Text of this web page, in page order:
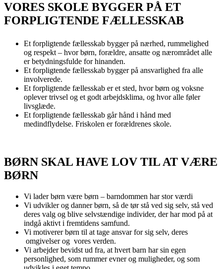
VORES SKOLE BYGGER PÅ ET
FORPLIGTENDE FÆLLESSKAB
Et forpligtende fællesskab bygger på nærhed, rummelighed
og respekt – hvor børn, forældre, ansatte og nærområdet alle
er betydningsfulde for hinanden.
Et forpligtende fællesskab bygger på ansvarlighed fra alle
involverede.
Et forpligtende fællesskab er et sted, hvor børn og voksne
oplever trivsel og et godt arbejdsklima, og hvor alle føler
livsglæde.
Et forpligtende fællesskab går hånd i hånd med
medindflydelse. Friskolen er forældrenes skole.
BØRN SKAL HAVE LOV TIL AT VÆRE
BØRN
Vi lader børn være børn – barndommen har stor værdi
Vi udvikler og danner børn, så de tør stå ved sig selv, stå ved
deres valg og blive selvstændige individer, der har mod på at
indgå aktivt i fremtidens samfund.
Vi motiverer børn til at tage ansvar for sig selv, deres
omgivelser og vores verden.
Vi arbejder bevidst ud fra, at hvert barn har sin egen
personlighed, som rummer evner og muligheder, og som